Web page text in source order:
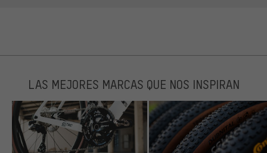
LAS MEJORES MARCAS QUE NOS INSPIRAN